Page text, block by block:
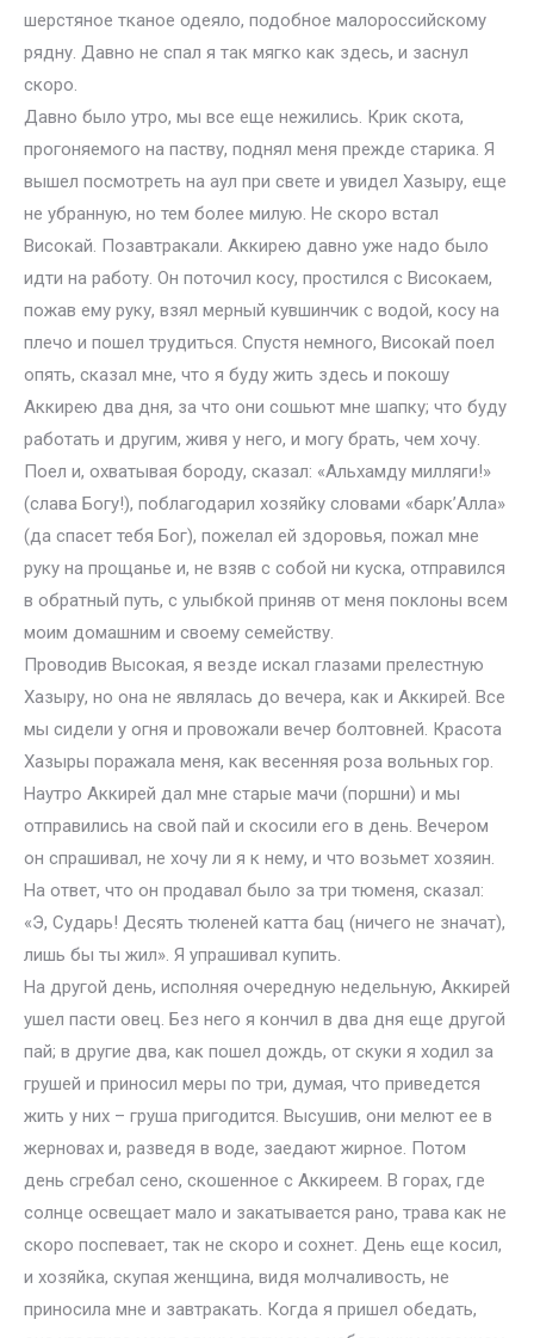
шерстяное тканое одеяло, подобное малороссийскому
рядну. Давно не спал я так мягко как здесь, и заснул
скоро.
Давно было утро, мы все еще нежились. Крик скота,
прогоняемого на паству, поднял меня прежде старика. Я
вышел посмотреть на аул при свете и увидел Хазыру, еще
не убранную, но тем более милую. Не скоро встал
Високай. Позавтракали. Аккирею давно уже надо было
идти на работу. Он поточил косу, простился с Високаем,
пожав ему руку, взял мерный кувшинчик с водой, косу на
плечо и пошел трудиться. Спустя немного, Високай поел
опять, сказал мне, что я буду жить здесь и покошу
Аккирею два дня, за что они сошьют мне шапку; что буду
работать и другим, живя у него, и могу брать, чем хочу.
Поел и, охватывая бороду, сказал: «Альхамду милляги!»
(слава Богу!), поблагодарил хозяйку словами «барк’Алла»
(да спасет тебя Бог), пожелал ей здоровья, пожал мне
руку на прощанье и, не взяв с собой ни куска, отправился
в обратный путь, с улыбкой приняв от меня поклоны всем
моим домашним и своему семейству.
Проводив Высокая, я везде искал глазами прелестную
Хазыру, но она не являлась до вечера, как и Аккирей. Все
мы сидели у огня и провожали вечер болтовней. Красота
Хазыры поражала меня, как весенняя роза вольных гор.
Наутро Аккирей дал мне старые мачи (поршни) и мы
отправились на свой пай и скосили его в день. Вечером
он спрашивал, не хочу ли я к нему, и что возьмет хозяин.
На ответ, что он продавал было за три тюменя, сказал:
«Э, Сударь! Десять тюленей катта бац (ничего не значат),
лишь бы ты жил». Я упрашивал купить.
На другой день, исполняя очередную недельную, Аккирей
ушел пасти овец. Без него я кончил в два дня еще другой
пай; в другие два, как пошел дождь, от скуки я ходил за
грушей и приносил меры по три, думая, что приведется
жить у них – груша пригодится. Высушив, они мелют ее в
жерновах и, разведя в воде, заедают жирное. Потом
день сгребал сено, скошенное с Аккиреем. В горах, где
солнце освещает мало и закатывается рано, трава как не
скоро поспевает, так не скоро и сохнет. День еще косил,
и хозяйка, скупая женщина, видя молчаливость, не
приносила мне и завтракать. Когда я пришел обедать,